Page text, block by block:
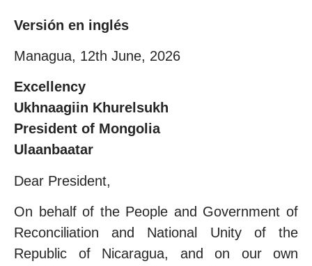
Versión en inglés
Managua, 12th June, 2026
Excellency
Ukhnaagiin Khurelsukh
President of Mongolia
Ulaanbaatar
Dear President,
On behalf of the People and Government of
Reconciliation and National Unity of the
Republic of Nicaragua, and on our own